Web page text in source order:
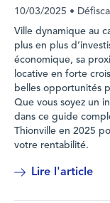
10/03/2025 •
Ville dynamique au
plus en plus
économique, sa
locative en forte
belles opportunités
Que vous soyez un
dans ce guide
Thionville en 2025
votre rentabilité.
Lire l'article